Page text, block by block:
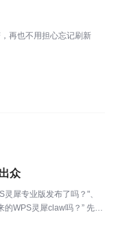
再也不用担心忘记刷新
众
犀专业版发布了吗？"、
灵犀claw吗？” 先说
左手WPS灵犀claw（之前